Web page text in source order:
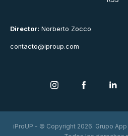
Director: Norberto Zocco
contacto@iproup.com
iProUP - © Copyright 2026. Grupo App